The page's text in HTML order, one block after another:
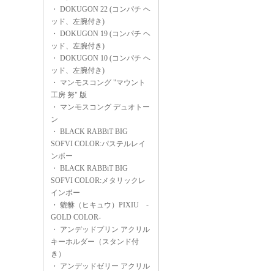
・ DOKUGON 22 (コンパチ ヘ
ッド、左腕付き)
・ DOKUGON 19 (コンパチ ヘ
ッド、左腕付き)
・ DOKUGON 10 (コンパチ ヘ
ッド、左腕付き)
・ マンモスコング "マウント
工房 努" 版
・ マンモスコング デュオトー
ン
・ BLACK RABBiT BIG
SOFVI COLOR:パステルレイ
ンボー
・ BLACK RABBiT BIG
SOFVI COLOR:メタリックレ
インボー
・ 貔貅（ヒキュウ）PIXIU -
GOLD COLOR-
・ アンデッドプリン アクリル
キーホルダー（スタンド付
き）
・ アンデッドゼリー アクリル